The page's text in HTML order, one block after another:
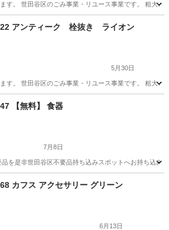
す。 世⽥⾕区のごみ事業・リユース事業です。 粗
アンティーク 栓抜き ライオン
5月30日
す。 世⽥⾕区のごみ事業・リユース事業です。 粗
テリア雑貨/小物 リユース
【無料】 食器
7月8日
是非世田谷区不要品持ち込みスポットへお持ち込みし
スポット
カフス アクセサリー グリーン
6月13日